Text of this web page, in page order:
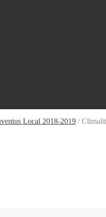
Local 2018-2019 /